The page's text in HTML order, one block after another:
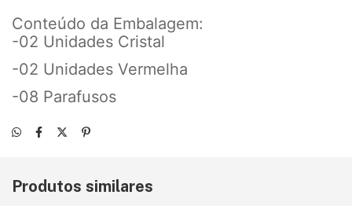
Conteúdo da Embalagem:
-02 Unidades Cristal
-02 Unidades Vermelha
-08 Parafusos
Produtos similares